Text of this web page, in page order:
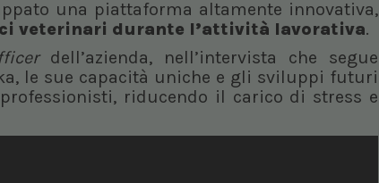
una piattaforma altamente innovativa,
veterinari durante l’attività lavorativa.
dell’azienda, nell’intervista che segue
le sue capacità uniche e gli sviluppi futuri
riducendo il carico di stress e